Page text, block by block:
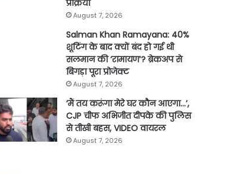
प्रक्रिया
August 7, 2026
Salman Khan Ramayana: 40%
शूटिंग के बाद क्यों बंद हो गई थी
सलमान की ‘रामायण’? ब्रेकअप से
बिगड़ा पूरा प्रोजेक्ट
August 7, 2026
‘मैं तय करूंगा मेरे घर कौन आएगा…’,
CJP चीफ अभिजीत दीपके की पुलिस
से तीखी बहस, VIDEO वायरल
August 7, 2026